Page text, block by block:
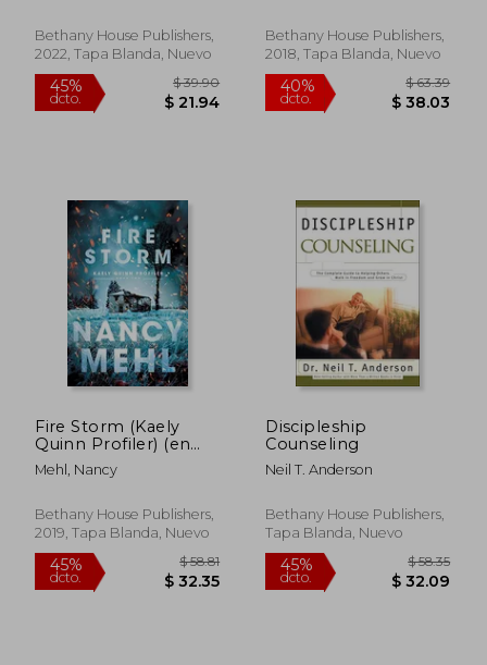
Bethany House Publishers,
2022, Tapa Blanda, Nuevo
Bethany House Publishers,
2018, Tapa Blanda, Nuevo
Fire Storm (Kaely
Quinn Profiler) (en
Inglés)
Mehl, Nancy
Bethany House Publishers,
2019, Tapa Blanda, Nuevo
Discipleship
Counseling
Neil T. Anderson
Bethany House Publishers,
Tapa Blanda, Nuevo